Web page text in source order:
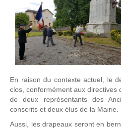
En raison du contexte actuel, le
clos, conformément aux directives
de deux représentants des
conscrits et deux élus de la Mairie.
Aussi, les drapeaux seront en